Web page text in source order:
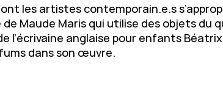
les artistes contemporain.e.s
Maude Maris qui utilise des objets du
l’écrivaine anglaise pour enfants
dans son œuvre.